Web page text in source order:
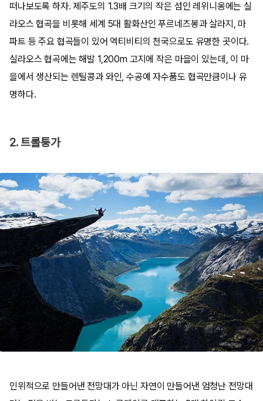
떠나보도록 하자. 제주도의 1.3배 크기의 작은 섬인 레위니옹에는 실
라오스 협곡을 비롯해 세계 5대 활화산인 푸르네즈봉과 살라지, 마
파트 등 주요 협곡들이 있어 엑티비티의 천국으로도 유명한 곳이다.
실라오스 협곡에는 해발 1,200m 고지에 작은 마을이 있는데, 이 마
을에서 생산되는 렌틸콩과 와인, 수공예 자수품도 협곡만큼이나 유
명하다.
2. 트롤퉁가
인위적으로 만들어낸 전망대가 아닌 자연이 만들어낸 엄청난 전망대